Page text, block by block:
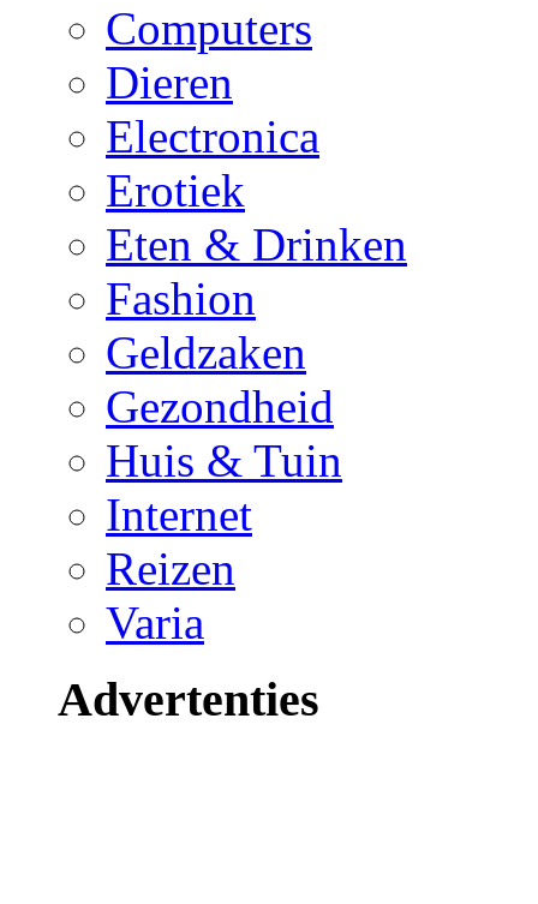
Computers
Dieren
Electronica
Erotiek
Eten & Drinken
Fashion
Geldzaken
Gezondheid
Huis & Tuin
Internet
Reizen
Varia
Advertenties